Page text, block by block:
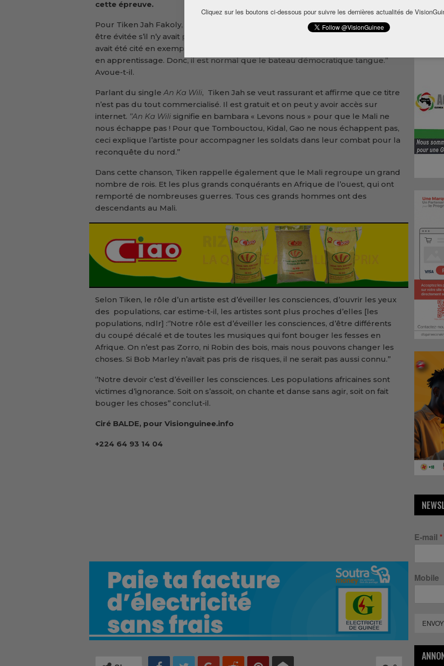
cette épreuve.
Pour Tiken Jah Fakoly, la crise politique que vit actuellement le Mali aurait pu
être évitée s’il n’y avait pas eu le coup d’Etat. Avant de rappeler que le Mali
avait été cité en exemple sur le plan démocratique. ‘’Mais, l’Afrique est encore
en apprentissage. Donc, il est normal que le bateau démocratique tangue.’’
Avoue-t-il.
Parlant du single An Ka Wili, Tiken Jah se veut rassurant et affirme que ce titre
n’est pas du tout commercialisé. Il est gratuit et on peut y avoir accès sur
internet. ’’An Ka Wili signifie en bambara « Levons nous » pour que le Mali ne
nous échappe pas ! Pour que Tombouctou, Kidal, Gao ne nous échappent pas,
ceci explique l’artiste pour accompagner les soldats dans leur combat pour la
reconquête du nord.’’
Dans cette chanson, Tiken rappelle également que le Mali regroupe un grand
nombre de rois. Et les plus grands conquérants en Afrique de l’ouest, qui ont
remporté de nombreuses guerres. Tous ces grands hommes ont des
descendants au Mali.
Selon Tiken, le rôle d’un artiste est d’éveiller les consciences, d’ouvrir les yeux
des populations, car estime-t-il, les artistes sont plus proches d’elles [les
populations, ndlr] :‘’Notre rôle est d’éveiller les consciences, d’être différents
du coupé décalé et de toutes les musiques qui font bouger les fesses en
Afrique. On n’est pas Zorro, ni Robin des bois, mais nous pouvons changer les
choses. Si Bob Marley n’avait pas pris de risques, il ne serait pas aussi connu.’’
‘’Notre devoir c’est d’éveiller les consciences. Les populations africaines sont
victimes d’ignorance. Soit on s’assoit, on chante et danse sans agir, soit on fait
bouger les choses’’ conclut-il.
Ciré BALDE, pour Visionguinee.info
+224 64 93 14 04
E-mail *
Mobile
Cliquez sur les boutons ci-dessous pour suivre les dernières actualités de